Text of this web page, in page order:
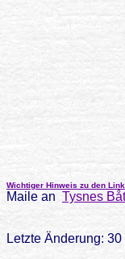
Wichtiger Hinweis zu den
Maile an Tysnes
Letzte Änderung: